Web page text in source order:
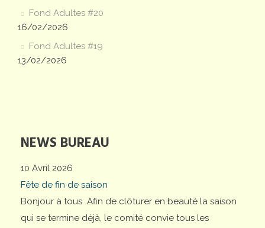
Fond Adultes #20
16/02/2026
Fond Adultes #19
13/02/2026
NEWS BUREAU
10 Avril 2026
Fête de fin de saison
Bonjour à tous Afin de clôturer en beauté la saison
qui se termine déjà, le comité convie tous les